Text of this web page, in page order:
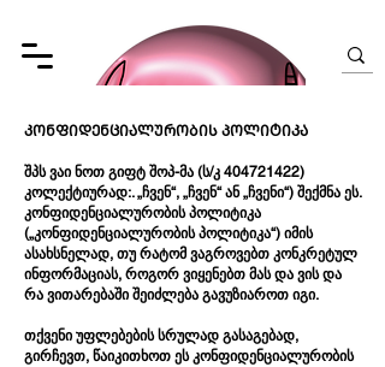
ᲙᲝᲜᲤᲘᲓᲔᲜᲪᲘᲐᲚᲣᲠᲝᲑᲘᲡ ᲞᲝᲚᲘᲢᲘᲙᲐ
შპს ვაი ნოთ გიფტ შოპ-მა (ს/კ 404721422)
კოლექტიურად:. „ჩვენ“, „ჩვენ“ ან „ჩვენი“) შექმნა ეს.
კონფიდენციალურობის პოლიტიკა
(„კონფიდენციალურობის პოლიტიკა“) იმის
ასახსნელად, თუ რატომ ვაგროვებთ კონკრეტულ
ინფორმაციას, როგორ ვიყენებთ მას და ვის და
რა ვითარებაში შეიძლება გავუზიაროთ იგი.
თქვენი უფლებების სრულად გასაგებად,
გირჩევთ, წაიკითხოთ ეს კონფიდენციალურობის